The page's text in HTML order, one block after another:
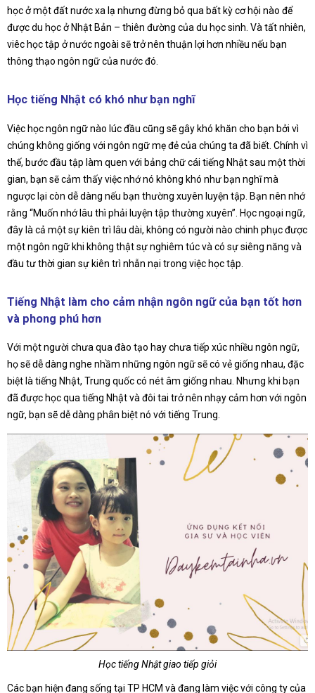
học ở một đất nước xa lạ nhưng đừng bỏ qua bất kỳ cơ hội nào để
được du học ở Nhật Bản – thiên đường của du học sinh. Và tất nhiên,
viêc học tập ở nước ngoài sẽ trở nên thuận lợi hơn nhiều nếu bạn
thông thạo ngôn ngữ của nước đó.
Học tiếng Nhật có khó như bạn nghĩ
Việc học ngôn ngữ nào lúc đầu cũng sẽ gây khó khăn cho bạn bởi vì
chúng không giống với ngôn ngữ mẹ đẻ của chúng ta đã biết. Chính vì
thế, bước đầu tập làm quen với bảng chữ cái tiếng Nhật sau một thời
gian, bạn sẽ cảm thấy việc nhớ nó không khó như bạn nghĩ mà
ngược lại còn dễ dàng nếu bạn thường xuyên luyện tập. Bạn nên nhớ
rằng “Muốn nhớ lâu thì phải luyện tập thường xuyên”. Học ngoại ngữ,
đây là cả một sự kiên trì lâu dài, không có người nào chinh phục được
một ngôn ngữ khi không thật sự nghiêm túc và có sự siêng năng và
đầu tư thời gian sự kiên trì nhẫn nại trong việc học tập.
Tiếng Nhật làm cho cảm nhận ngôn ngữ của bạn tốt hơn
và phong phú hơn
Với một người chưa qua đào tạo hay chưa tiếp xúc nhiều ngôn ngữ,
họ sẽ dễ dàng nghe nhầm những ngôn ngữ sẽ có vẻ giống nhau, đặc
biệt là tiếng Nhật, Trung quốc có nét âm giống nhau. Nhưng khi bạn
đã được học qua tiếng Nhật và đôi tai trở nên nhạy cảm hơn với ngôn
ngữ, bạn sẽ dễ dàng phân biệt nó với tiếng Trung.
Học tiếng Nhật giao tiếp giỏi
Các bạn hiện đang sống tại TP HCM và đang làm việc với công ty của